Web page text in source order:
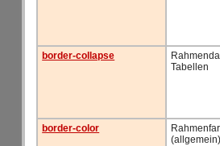
border-collapse
Tabellen
border-color